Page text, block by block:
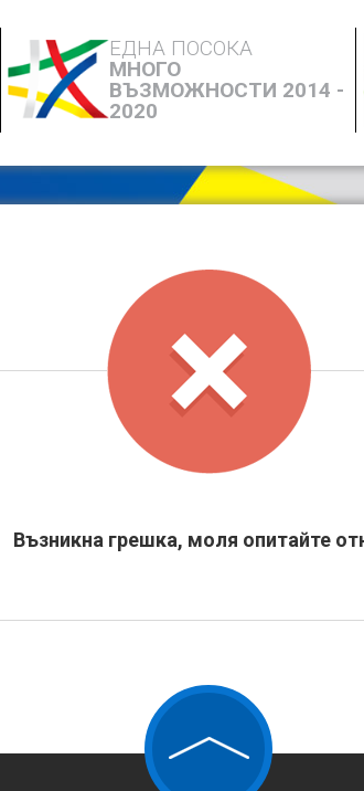
ЕДНА ПОСОКА
МНОГО
ВЪЗМОЖНОСТИ 2014 -
2020
Възникна грешка, моля опитайте